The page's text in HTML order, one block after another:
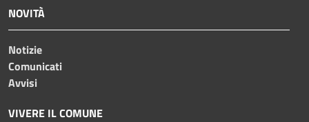
NOVITÀ
Notizie
Comunicati
Avvisi
VIVERE IL COMUNE